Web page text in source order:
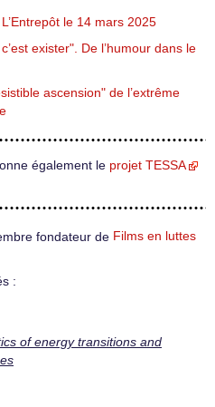
le 14 mars 2025
exister". De l’humour dans le
ascension" de l’extrême
également le projet TESSA
fondateur de Films en luttes
:
of energy transitions and